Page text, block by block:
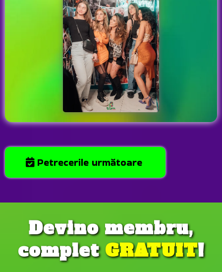
Petrecerile următoare
Devino membru,
completGRATUIT!